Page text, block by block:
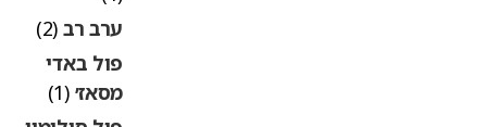
ערב רב(2)
פול באדי
מסאז׳(1)